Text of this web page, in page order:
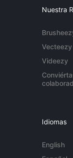
Nuestra
Vecteezy
Videezy
Idiomas
English